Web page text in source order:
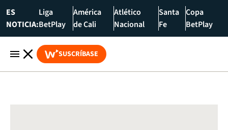
ES
NOTICIA:
Liga
BetPlay
América
de Cali
Atlético
Nacional
Santa
Fe
Copa
BetPlay
SUSCRÍBASE